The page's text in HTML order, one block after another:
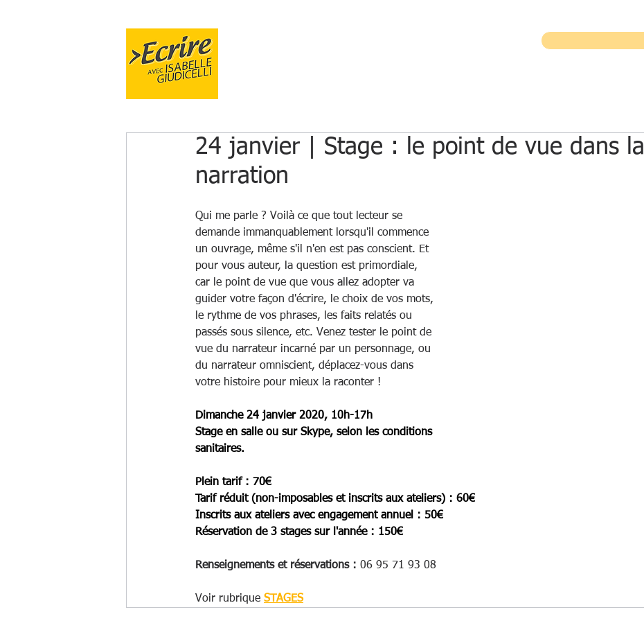
24 janvier | Stage : le point de vue dans la
narration
Qui me parle ? Voilà ce que tout lecteur se
demande immanquablement ​​lorsqu'il commence
un ouvrage, même s'il n'en est pas conscient. Et
pour vous auteur, la question est primordiale,
car le point de vue que vous allez adopter va
guider votre façon d'écrire, le choix de vos mots,
le rythme de vos phrases, les faits relatés ou
passés sous silence, etc. Venez tester le point de
vue du narrateur incarné par un personnage, ou
du narrateur omniscient, déplacez-vous dans
votre histoire pour mieux la raconter !
Dimanche 24 janvier 2020, 10h-17h
Stage en salle ou sur Skype, selon les conditions
sanitaires.
Plein tarif : 70€
Tarif réduit (non-imposables et inscrits aux ateliers) : 60€
Inscrits aux ateliers avec engagement annuel : 50€
Réservation de 3 stages sur l'année : 150€
Renseignements et réservations : 06 95 71 93 08
Voir rubrique STAGES